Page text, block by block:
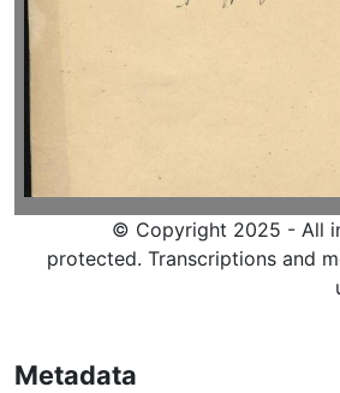
© Copyright 2025 - All
protected. Transcriptions and
Metadata